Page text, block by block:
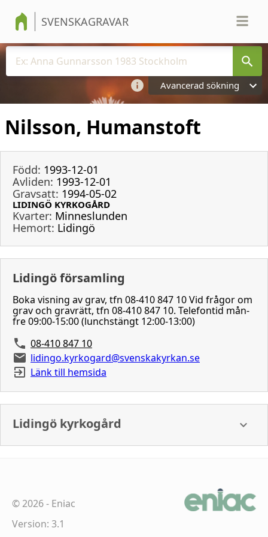
SVENSKAGRAVAR
Avancerad sökning
Nilsson, Humanstoft
Född: 1993-12-01
Avliden: 1993-12-01
Gravsatt: 1994-05-02
LIDINGÖ KYRKOGÅRD
Kvarter: Minneslunden
Hemort: Lidingö
Lidingö församling
Boka visning av grav, tfn 08-410 847 10 Vid frågor om
grav och gravrätt, tfn 08-410 847 10. Telefontid mån-
fre 09:00-15:00 (lunchstängt 12:00-13:00)
08-410 847 10
lidingo.kyrkogard@svenskakyrkan.se
Länk till hemsida
Lidingö kyrkogård
©2026- Eniac
Version: 3.1